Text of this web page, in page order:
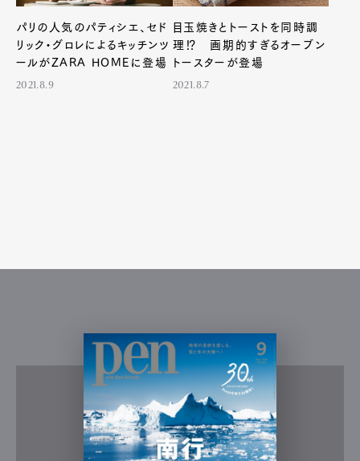
パリの人気のパティシエ、セド
リック・グロレによるキッチンツ
ールがZARA HOMEに登場
2021.8.9
目玉焼きとトーストを同時調
理⁉ 画期的すぎるオーブン
トースターが登場
2021.8.7